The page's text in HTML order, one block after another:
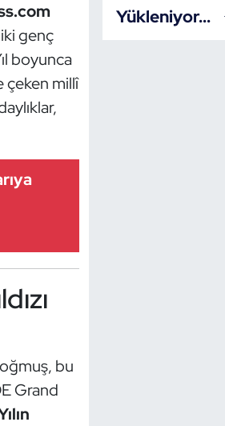
iki genç
boyunca
çeken millî
bu
Grand
Yükleniyor...